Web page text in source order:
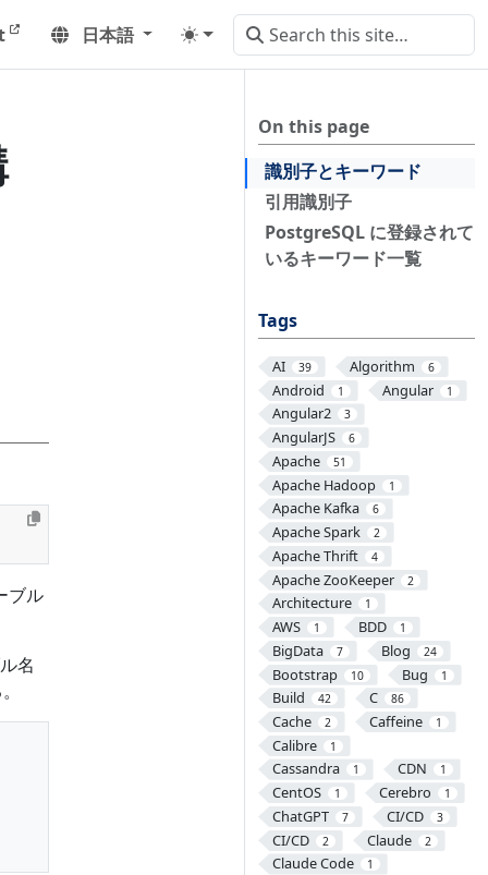
日本語
On this page
識別子とキーワード
引用識別子
PostgreSQL に登録されて
いるキーワード一覧
Tags
AI 39 Algorithm 6
Android 1 Angular 1
Angular2 3
AngularJS 6
Apache 51
Apache Hadoop 1
Apache Kafka 6
Apache Spark 2
Apache Thrift 4
Apache ZooKeeper 2
Architecture 1
AWS 1 BDD 1
BigData 7 Blog 24
Bootstrap 10 Bug 1
Build 42 C 86
Cache 2 Caffeine 1
Calibre 1
Cassandra 1 CDN 1
CentOS 1 Cerebro 1
ChatGPT 7 CI/CD 3
CI/CD 2 Claude 2
Claude Code 1
ブル
名